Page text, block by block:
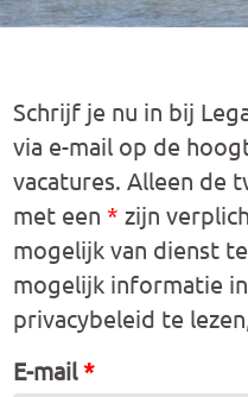
Schrijf je nu in bij
via e-mail op de
vacatures. Alleen de
met een * zijn
mogelijk van dienst
mogelijk informatie
privacybeleid te
E-mail*